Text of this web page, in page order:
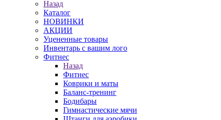
Назад
Каталог
НОВИНКИ
АКЦИИ
Уцененные товары
Инвентарь с вашим лого
Фитнес
Назад
Фитнес
Коврики и маты
Баланс-тренинг
Бодибары
Гимнастические мячи